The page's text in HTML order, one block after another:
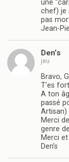
une
chef) je
pas
Jean-
Den’s
jeu
Bravo,
T’es
A ton
passé
Artisan)
Merci
genre
Merci
Den’s